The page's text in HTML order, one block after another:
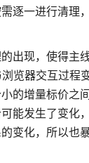
逐一进行清理
出现，使得主
览器交互过程
的增量标价之
能发生了变化
变化，所以也